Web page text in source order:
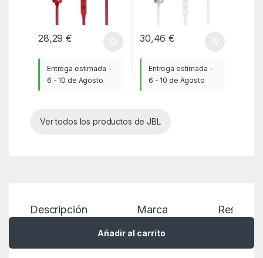
Añadir al carrito
28,29€
Entrega estimada -
6 - 10 de Agosto
30,46€
Entrega estimada -
6 - 10 de Agosto
Ver todos los productos de JBL
Descripción Marca Reseñas